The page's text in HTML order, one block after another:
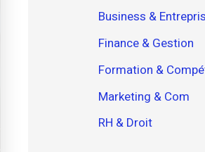
Business &
Finance & Gestion
Formation &
Marketing & Com
RH & Droit